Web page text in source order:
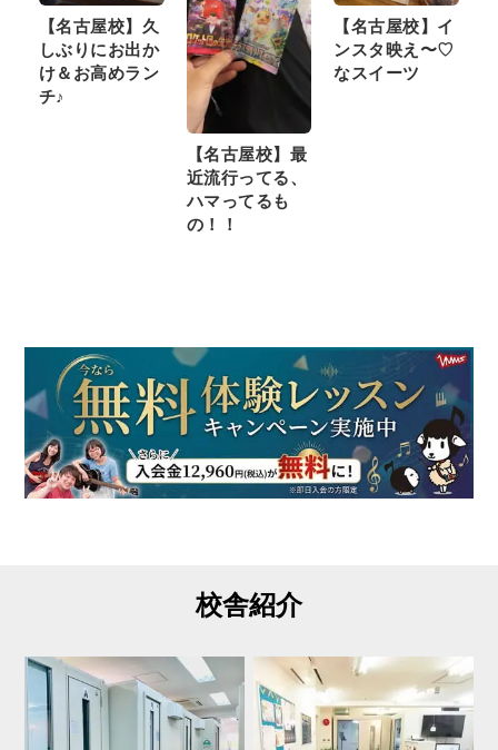
【名古屋校】久
しぶりにお出か
け＆お高めラン
チ♪
【名古屋校】最
近流行ってる、
ハマってるも
の！！
【名古屋校】イ
ンスタ映え〜♡
なスイーツ
校舎紹介